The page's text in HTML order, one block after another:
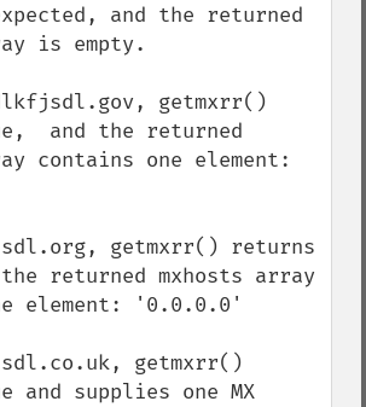
and the returned
is empty.
getmxrr()
and the returned
contains one element:
getmxrr() returns
returned mxhosts array
element: '0.0.0.0'
getmxrr()
and supplies one MX